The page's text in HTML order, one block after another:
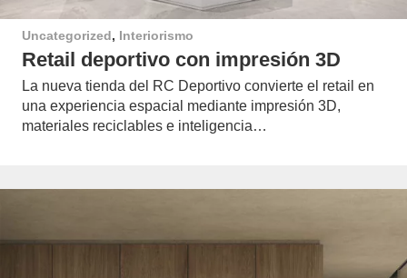
Uncategorized, Interiorismo
Retail deportivo con impresión 3D
La nueva tienda del RC Deportivo convierte el retail en
una experiencia espacial mediante impresión 3D,
materiales reciclables e inteligencia…